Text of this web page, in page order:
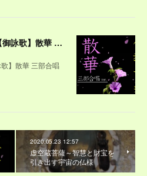
祝！チャンネル登録400人 【御詠歌】散華 三部合唱 お経
】散華 三部合唱
2020.05.23 12:57
虚空蔵菩薩～智慧と財宝を
引き出す宇宙の仏様